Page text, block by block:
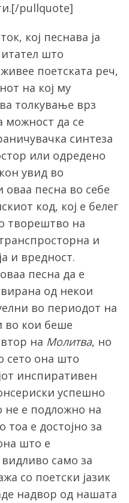
pullquote]
кој песнава ја
што
поетската реч,
на кој му
толкување врз
можност да се
синтеза
или одредено
увид во
оваа песна во себе
код, кој е белег
творештво на
и
и вредност.
песна да е
од некои
во периодот на
во кои беше
на Молитва, но
сето она што
инспиративен
успешно
не е подложно на
тоа е достојно за
што е
само за
со поетски јазик
надвор од нашата